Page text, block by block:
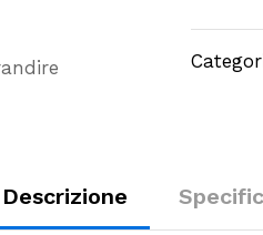
Lisce
Descrizione